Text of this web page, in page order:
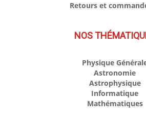
Retours et
NOS
Physique
Astronomie
Astrophysique
Informatique
Mathématiques